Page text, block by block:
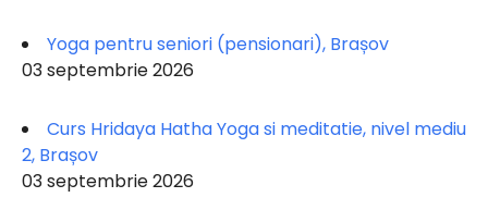
Yoga pentru seniori (pensionari), Brașov
03 septembrie 2026
Curs Hridaya Hatha Yoga si meditatie, nivel mediu
2, Brașov
03 septembrie 2026